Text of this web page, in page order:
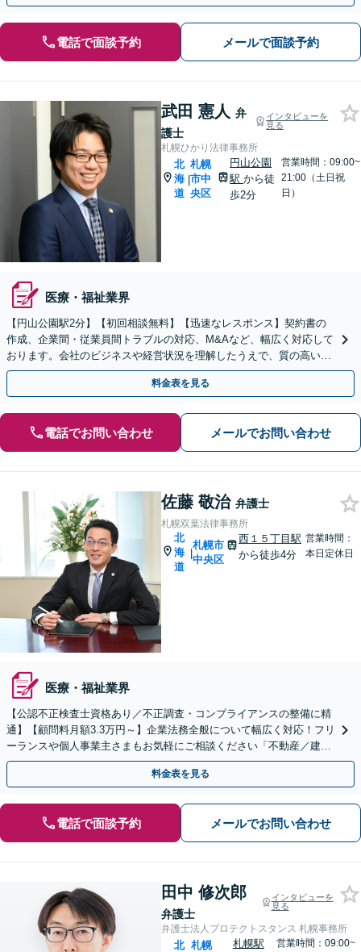
電話で面談予約 メールで面談予約
武田 憲人 弁
護士
インタビューを
見る
札幌ひかり法律事務所
北
海
道
|
札幌
市中
央区
円山公園
駅から徒
歩2分
営業時間：09:00~
21:00（土日祝
日）
医療・福祉業界
【円山公園駅2分】【初回相談無料】【迅速なレスポンス】契約書の
作成、企業間・従業員間トラブルの対応、M&Aなど、幅広く対応して
おります。会社のビジネスや経営状況を理解したうえで、質の高いリ
ーガルサービスを提供いたします。【電話相談可】
料金表を見る
電話でお問い合わせ メールでお問い合わせ
佐藤 敬治 弁護士
札幌双葉法律事務所
北
海
道
|
札幌市
中央区
西１５丁目駅
から徒歩4分
営業時間：
本日定休日
医療・福祉業界
【公認不正検査士資格あり／不正調査・コンプライアンスの整備に精
通】【顧問料月額3.3万円～】企業法務全般について幅広く対応！フリ
ーランスや個人事業主さまもお気軽にご相談ください「不動産／建設
業／／介護業／自動車関連ほか」【休日・夜間相談可】
料金表を見る
電話で面談予約 メールでお問い合わせ
田中 修次郎
弁護士
インタビューを
見る
弁護士法人プロテクトスタンス 札幌事務所
北 札幌
札幌駅
営業時間：09:00~